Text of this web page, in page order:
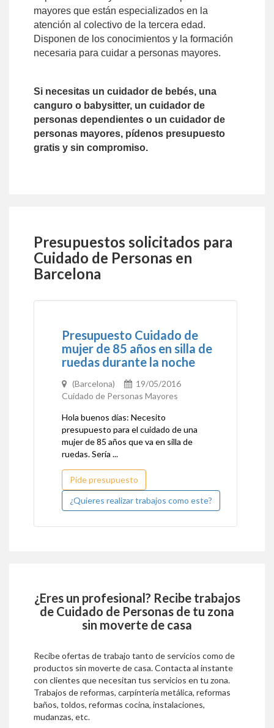
mayores que están especializados en la
atención al colectivo de la tercera edad.
Disponen de los conocimientos y la formación
necesaria para cuidar a personas mayores.
Si necesitas un cuidador de bebés, una
canguro o babysitter, un cuidador de
personas dependientes o un cuidador de
personas mayores, pídenos presupuesto
gratis y sin compromiso.
Presupuestos solicitados para
Cuidado de Personas en
Barcelona
Presupuesto Cuidado de
mujer de 85 años en silla de
ruedas durante la noche
(Barcelona)
19/05/2016
Cuidado de Personas Mayores
Hola buenos días: Necesito
presupuesto para el cuidado de una
mujer de 85 años que va en silla de
ruedas. Sería ...
Pide presupuesto
¿Quieres realizar trabajos como este?
¿Eres un profesional? Recibe trabajos
de Cuidado de Personas de tu zona
sin moverte de casa
Recibe ofertas de trabajo tanto de servicios como de
productos sin moverte de casa. Contacta al instante
con clientes que necesitan tus servicios en tu zona.
Trabajos de reformas, carpíntería metálica, reformas
baños, toldos, reformas cocina, instalaciones,
mudanzas, etc.